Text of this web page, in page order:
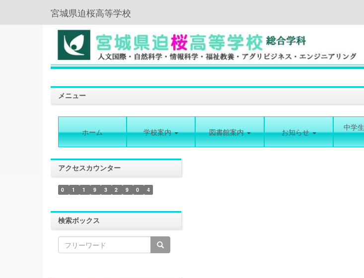
宮城県迫桜高等学校
メニュー
ホーム 学校案内 図書館案内 お知らせ 中学
アクセスカウンター
0 1 1 9 3 2 9 0 4
検索ボックス